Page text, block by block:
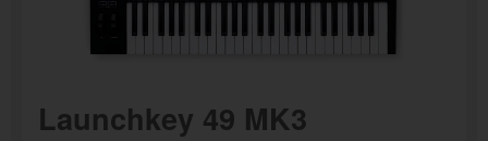
Launchkey 49 MK3